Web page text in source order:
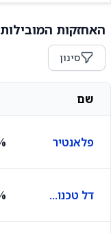
האחזקות המובילות
סינון
שם
פלאנטיר
דל טכנולוג'יז